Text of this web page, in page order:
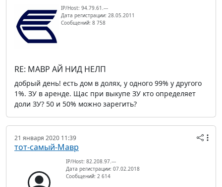
IP/Host: 94.79.61.---
Дата регистрации: 28.05.2011
Сообщений: 8 758
RE: МАВР АЙ НИД НЕЛП
добрый день! есть дом в долях, у одного 99% у другого
1%. ЗУ в аренде. Щас при выкупе ЗУ кто определяет
доли ЗУ? 50 и 50% можно зарегить?
21 января 2020 11:39
тот-самый-Мавр
IP/Host: 82.208.97.---
Дата регистрации: 07.02.2018
Сообщений: 2 614